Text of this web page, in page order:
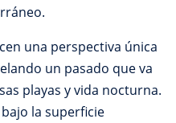
una perspectiva única
un pasado que va
playas y vida nocturna.
la superficie